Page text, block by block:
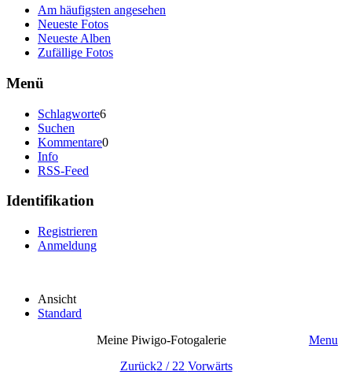
Am häufigsten angesehen
Neueste Fotos
Neueste Alben
Zufällige Fotos
Menü
Schlagworte6
Suchen
Kommentare0
Info
RSS-Feed
Identifikation
Registrieren
Anmeldung
Ansicht
Standard
Meine Piwigo-Fotogalerie
Menu
Zurück2 / 22 Vorwärts